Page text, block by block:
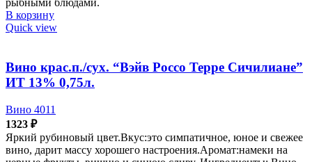
рыбными блюдами.
В корзину
Quick view
Вино крас.п./сух. “Вэйв Россо Терре Сичилиане”
ИТ 13% 0,75л.
Вино 4011
1323 ₽
Яркий рубиновый цвет.Вкус:это симпатичное, юное и свежее
вино, дарит массу хорошего настроения.Аромат:намеки на